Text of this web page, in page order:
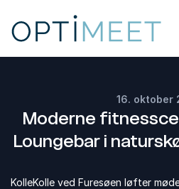
16. oktober
Moderne
Loungebar i
KolleKolle ved Furesøen løfter